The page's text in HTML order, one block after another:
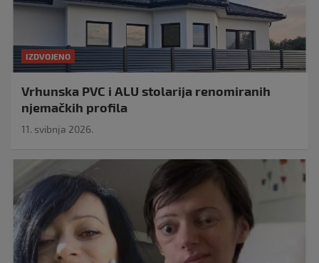
IZDVOJENO
Vrhunska PVC i ALU stolarija renomiranih
njemačkih profila
11. svibnja 2026.